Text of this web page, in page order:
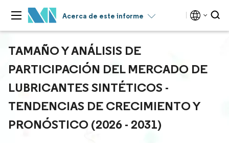
Acerca de este informe
TAMAÑO Y ANÁLISIS DE
PARTICIPACIÓN DEL MERCADO DE
LUBRICANTES SINTÉTICOS -
TENDENCIAS DE CRECIMIENTO Y
PRONÓSTICO (2026 - 2031)